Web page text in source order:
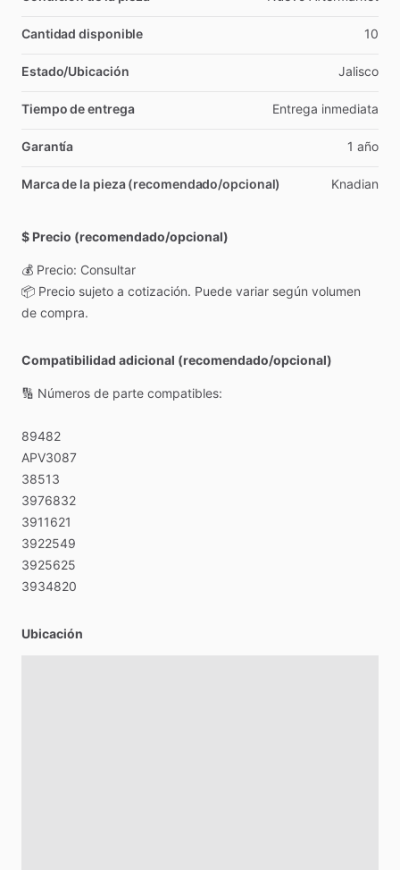
Cantidad disponible 10
Estado/Ubicación Jalisco
Tiempo de entrega Entrega inmediata
Garantía 1 año
Marca de la pieza (recomendado/opcional) Knadian
$ Precio (recomendado/opcional)
💰 Precio: Consultar
📦 Precio sujeto a cotización. Puede variar según volumen
de compra.
Compatibilidad adicional (recomendado/opcional)
🔢 Números de parte compatibles:
89482
APV3087
38513
3976832
3911621
3922549
3925625
3934820
Ubicación